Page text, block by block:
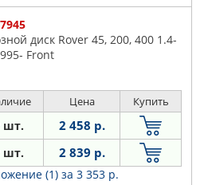
диск Rover 45, 200, 400 1.4-
Front
Цена Купить
шт. 2 458 р.
шт. 2 839 р.
(1) за 3 353 р.